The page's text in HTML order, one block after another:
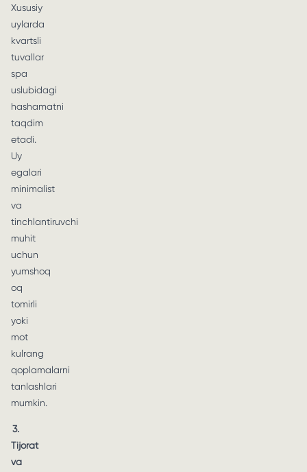
Xususiy
uylarda
kvartsli
tuvallar
spa
uslubidagi
hashamatni
taqdim
etadi.
Uy
egalari
minimalist
va
tinchlantiruvchi
muhit
uchun
yumshoq
oq
tomirli
yoki
mot
kulrang
qoplamalarni
tanlashlari
mumkin.
3.
Tijorat
va